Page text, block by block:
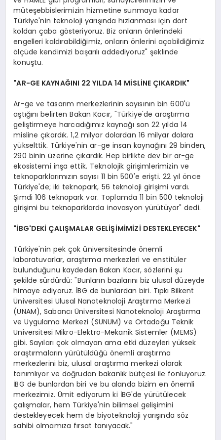
müteşebbislerimizin hizmetine sunmaya kadar
Türkiye'nin teknoloji yarışında hızlanması için dört
koldan çaba gösteriyoruz. Biz onların önlerindeki
engelleri kaldırabildiğimiz, onların önlerini açabildiğimiz
ölçüde kendimizi başarılı addediyoruz" şeklinde
konuştu.
"AR-GE KAYNAĞINI 22 YILDA 14 MİSLİNE ÇIKARDIK"
Ar-ge ve tasarım merkezlerinin sayısının bin 600'ü
aştığını belirten Bakan Kacır, "Türkiye'de araştırma
geliştirmeye harcadığımız kaynağı son 22 yılda 14
misline çıkardık. 1,2 milyar dolardan 16 milyar dolara
yükselttik. Türkiye'nin ar-ge insan kaynağını 29 binden,
290 binin üzerine çıkardık. Hep birlikte dev bir ar-ge
ekosistemi inşa ettik. Teknolojik girişimlerimizin ve
teknoparklarımızın sayısı 11 bin 500'e erişti. 22 yıl önce
Türkiye'de; iki teknopark, 56 teknoloji girişimi vardı.
Şimdi 106 teknopark var. Toplamda 11 bin 500 teknoloji
girişimi bu teknoparklarda inovasyon yürütüyor" dedi.
"İBG'DEKİ ÇALIŞMALAR GELİŞİMİMİZİ DESTEKLEYECEK"
Türkiye'nin pek çok üniversitesinde önemli
laboratuvarlar, araştırma merkezleri ve enstitüler
bulunduğunu kaydeden Bakan Kacır, sözlerini şu
şekilde sürdürdü: "Bunların bazılarını biz ulusal düzeyde
himaye ediyoruz. İBG de bunlardan biri. Tıpkı Bilkent
Üniversitesi Ulusal Nanoteknoloji Araştırma Merkezi
(UNAM), Sabancı Üniversitesi Nanoteknoloji Araştırma
ve Uygulama Merkezi (SUNUM) ve Ortadoğu Teknik
Üniversitesi Mikro-Elektro-Mekanik Sistemler (MEMS)
gibi. Sayıları çok olmayan ama etki düzeyleri yüksek
araştırmaların yürütüldüğü önemli araştırma
merkezlerini biz, ulusal araştırma merkezi olarak
tanımlıyor ve doğrudan bakanlık bütçesi ile fonluyoruz.
İBG de bunlardan biri ve bu alanda bizim en önemli
merkezimiz. Ümit ediyorum ki İBG'de yürütülecek
çalışmalar, hem Türkiye'nin bilimsel gelişimini
destekleyecek hem de biyoteknoloji yarışında söz
sahibi olmamıza fırsat tanıyacak."